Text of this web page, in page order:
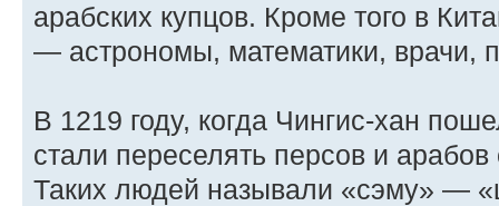
арабских купцов. Кроме того в
— астрономы, математики, врачи,
В 1219 году, когда Чингис-хан
стали переселять персов и
Таких людей называли «сэму» —